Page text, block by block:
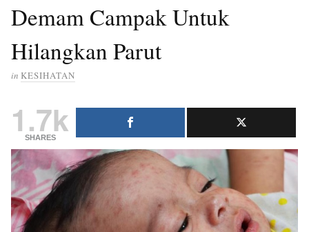
Demam Campak Untuk
Hilangkan Parut
in KESIHATAN
1.7k
SHARES